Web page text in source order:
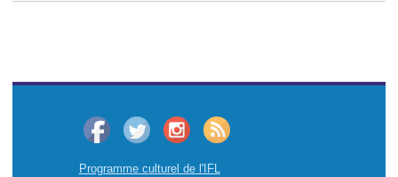
Programme culturel de l'IFL